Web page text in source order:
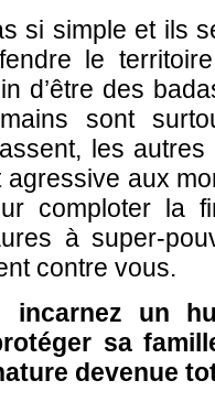
si simple et ils
le
d’être des
sont
les
aux
comploter la
à super-
contre vous.
incarnez un
sa
devenue